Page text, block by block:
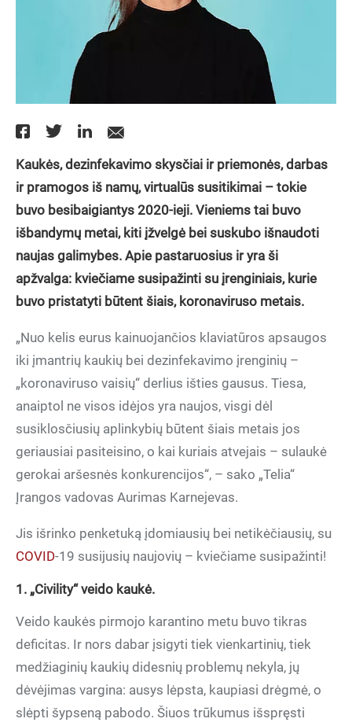
Kaukės, dezinfekavimo skysčiai ir priemonės, darbas
ir pramogos iš namų, virtualūs susitikimai – tokie
buvo besibaigiantys 2020-ieji. Vieniems tai buvo
išbandymų metai, kiti įžvelgė bei suskubo išnaudoti
naujas galimybes. Apie pastaruosius ir yra ši
apžvalga: kviečiame susipažinti su įrenginiais, kurie
buvo pristatyti būtent šiais, koronaviruso metais.
„Nuo kelis eurus kainuojančios klaviatūros apsaugos
iki įmantrių kaukių bei dezinfekavimo įrenginių –
„koronaviruso vaisių“ derlius išties gausus. Tiesa,
anaiptol ne visos idėjos yra naujos, visgi dėl
susiklosčiusių aplinkybių būtent šiais metais jos
geriausiai pasiteisino, o kai kuriais atvejais – sulaukė
gerokai aršesnės konkurencijos“, – sako „Telia“
Įrangos vadovas Aurimas Karnejevas.
Jis išrinko penketuką įdomiausių bei netikėčiausių, su
COVID-19 susijusių naujovių – kviečiame susipažinti!
1. „Civility“ veido kaukė.
Veido kaukės pirmojo karantino metu buvo tikras
deficitas. Ir nors dabar įsigyti tiek vienkartinių, tiek
medžiaginių kaukių didesnių problemų nekyla, jų
dėvėjimas vargina: ausys lėpsta, kaupiasi drėgmė, o
slėpti šypseną pabodo. Šiuos trūkumus išspręsti